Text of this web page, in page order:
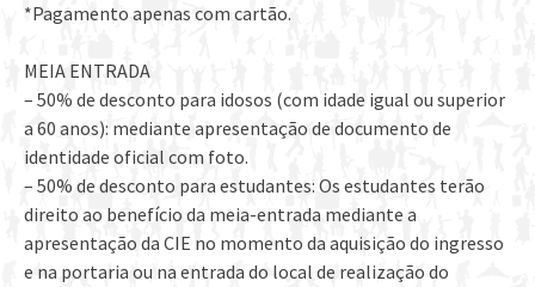
*Pagamento apenas com cartão.
MEIA ENTRADA
– 50% de desconto para idosos (com idade igual ou superior
a 60 anos): mediante apresentação de documento de
identidade oficial com foto.
– 50% de desconto para estudantes: Os estudantes terão
direito ao benefício da meia-entrada mediante a
apresentação da CIE no momento da aquisição do ingresso
e na portaria ou na entrada do local de realização do